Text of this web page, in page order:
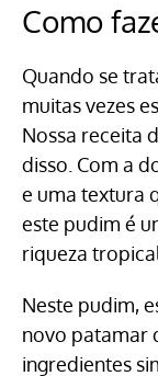
Como
Quando se
muitas vezes
Nossa receita
disso. Com a
e uma textura
este pudim é
riqueza
Neste pudim,
novo patamar
ingredientes